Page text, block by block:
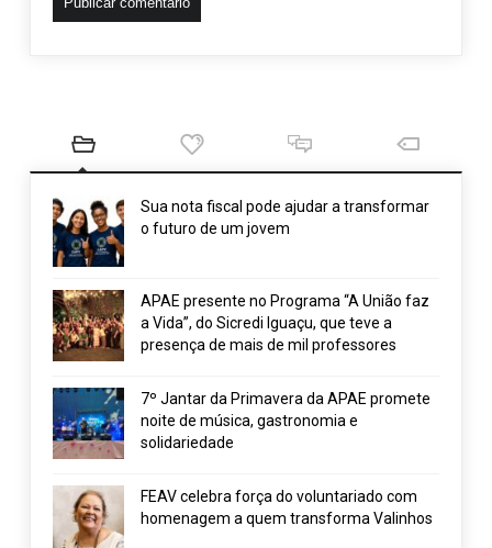
Sua nota fiscal pode ajudar a transformar
o futuro de um jovem
APAE presente no Programa “A União faz
a Vida”, do Sicredi Iguaçu, que teve a
presença de mais de mil professores
7º Jantar da Primavera da APAE promete
noite de música, gastronomia e
solidariedade
FEAV celebra força do voluntariado com
homenagem a quem transforma Valinhos